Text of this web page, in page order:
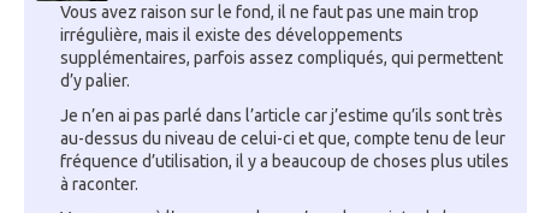
Vous avez raison sur le fond, il ne faut pas une main trop
irrégulière, mais il existe des développements
supplémentaires, parfois assez compliqués, qui permettent
d’y palier.
Je n’en ai pas parlé dans l’article car j’estime qu’ils sont très
au-dessus du niveau de celui-ci et que, compte tenu de leur
fréquence d’utilisation, il y a beaucoup de choses plus utiles
à raconter.